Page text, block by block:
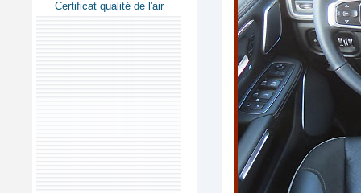
Certificat qualité de l'air